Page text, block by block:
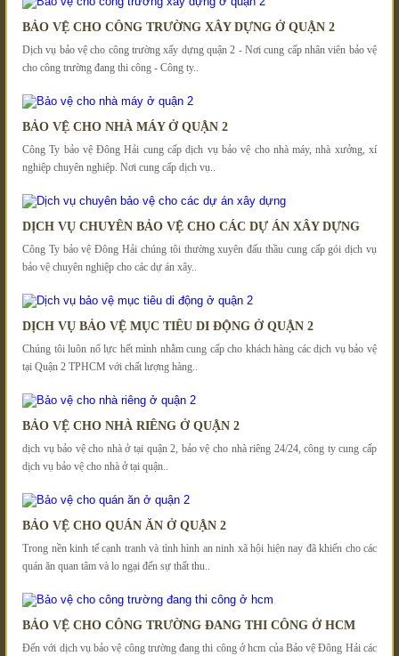
BẢO VỆ CHO CÔNG TRƯỜNG XÂY DỰNG Ở QUẬN 2
Dịch vụ bảo vệ cho công trường xấy dựng quận 2 - Nơi cung cấp nhân viên bảo vệ
cho công trường đang thi công - Công ty..
BẢO VỆ CHO NHÀ MÁY Ở QUẬN 2
Công Ty bảo vệ Đông Hải cung cấp dịch vụ bảo vệ cho nhà máy, nhà xưởng, xí
nghiệp chuyên nghiệp. Nơi cung cấp dịch vụ..
DỊCH VỤ CHUYÊN BẢO VỆ CHO CÁC DỰ ÁN XÂY DỰNG
Công Ty bảo vệ Đông Hải chúng tôi thường xuyên đấu thầu cung cấp gói dịch vụ
bảo vệ chuyên nghiệp cho các dự án xây..
DỊCH VỤ BẢO VỆ MỤC TIÊU DI ĐỘNG Ở QUẬN 2
Chúng tôi luôn nổ lực hết mình nhằm cung cấp cho khách hàng các dịch vụ bảo vệ
tại Quận 2 TPHCM với chất lượng hàng..
BẢO VỆ CHO NHÀ RIÊNG Ở QUẬN 2
dịch vụ bảo vệ cho nhà ở tại quận 2, bảo vệ cho nhà riêng 24/24, công ty cung cấp
dịch vụ bảo vệ cho nhà ở tại quận..
BẢO VỆ CHO QUÁN ĂN Ở QUẬN 2
Trong nền kinh tế cạnh tranh và tình hình an ninh xã hội hiện nay đã khiến cho các
quán ăn quan tâm và lo ngại đến sự thất thu..
BẢO VỆ CHO CÔNG TRƯỜNG ĐANG THI CÔNG Ở HCM
Đến với dịch vụ bảo vệ công trường đang thi công ở hcm của Bảo vệ Đông Hải các